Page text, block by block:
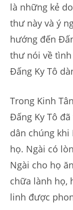
là những kẻ
thư này và ý
hướng đến
thư nói về
Đấng Ky Tô
Trong Kinh
Đấng Ky Tô
dân chúng
họ. Ngài có
Ngài cho họ
chữa lành họ,
linh được